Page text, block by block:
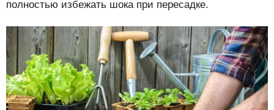
полностью избежать шока при пересадке.